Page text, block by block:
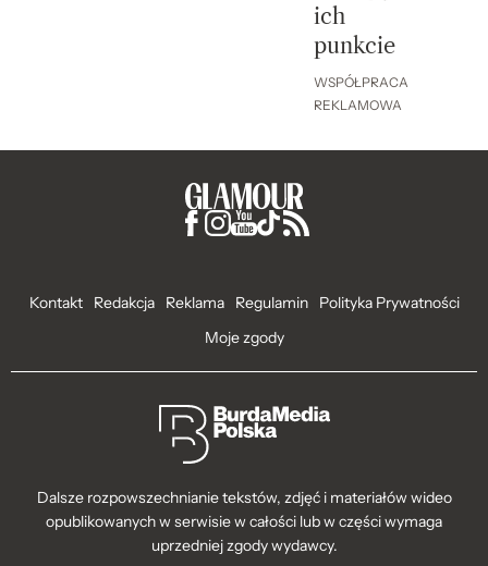
ich
punkcie
WSPÓŁPRACA
REKLAMOWA
Kontakt Redakcja Reklama Regulamin
Polityka Prywatności
Moje zgody
Dalsze rozpowszechnianie tekstów, zdjęć i materiałów wideo
opublikowanych w serwisie w całości lub w części wymaga
uprzedniej zgody wydawcy.